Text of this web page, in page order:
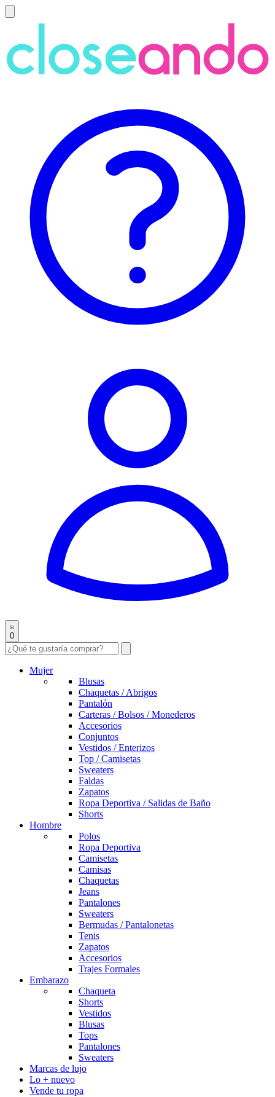
0
Mujer
Blusas
Chaquetas / Abrigos
Pantalón
Carteras / Bolsos / Monederos
Accesorios
Conjuntos
Vestidos / Enterizos
Top / Camisetas
Sweaters
Faldas
Zapatos
Ropa Deportiva / Salidas de Baño
Shorts
Hombre
Polos
Ropa Deportiva
Camisetas
Camisas
Chaquetas
Jeans
Pantalones
Sweaters
Bermudas / Pantalonetas
Tenis
Zapatos
Accesorios
Trajes Formales
Embarazo
Chaqueta
Shorts
Vestidos
Blusas
Tops
Pantalones
Sweaters
Marcas de lujo
Lo + nuevo
Vende tu ropa